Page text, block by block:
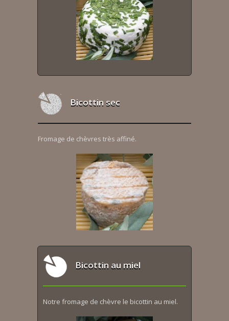
Bicottin sec
Fromage de chèvres très affiné.
Bicottin au miel
Notre fromage de chèvre le bicottin au miel.